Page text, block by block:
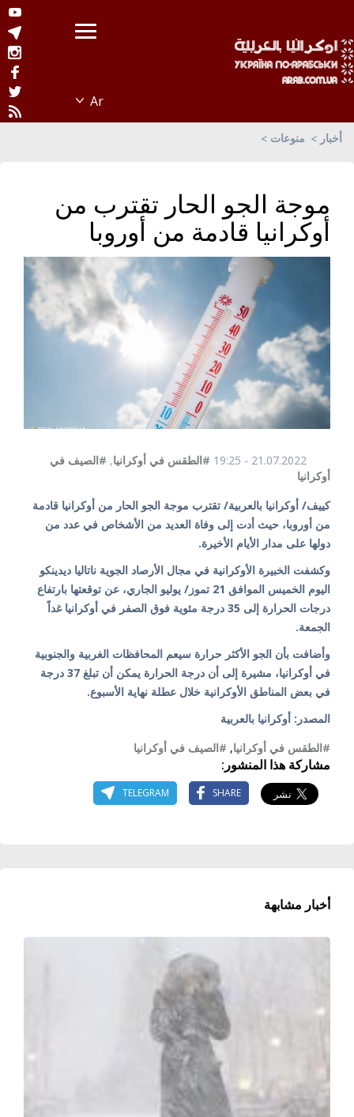
أخبار منوعات
موجة الجو الحار تقترب من
أوكرانيا قادمة من أوروبا
21.07.2022 - 19:25 #الطقس في أوكرانيا, #الصيف في
أوكرانيا
كييف/ أوكرانيا بالعربية/ تقترب موجة الجو الحار من أوكرانيا قادمة
من أوروبا، حيث أدت إلى وفاة العديد من الأشخاص في عدد من
دولها على مدار الأيام الأخيرة.
وكشفت الخبيرة الأوكرانية في مجال الأرصاد الجوية ناتاليا ديدينكو
اليوم الخميس الموافق 21 تموز/ يوليو الجاري، عن توقعتها بارتفاع
درجات الحرارة إلى 35 درجة مئوية فوق الصفر في أوكرانيا غداً
الجمعة.
وأضافت بأن الجو الأكثر حرارة سيعم المحافظات الغربية والجنوبية
في أوكرانيا، مشيرة إلى أن درجة الحرارة يمكن أن تبلغ 37 درجة
في بعض المناطق الأوكرانية خلال عطلة نهاية الأسبوع.
المصدر: أوكرانيا بالعربية
#الطقس في أوكرانيا, #الصيف في أوكرانيا
مشاركة هذا المنشور:
SHARE
TELEGRAM
أخبار مشابهة